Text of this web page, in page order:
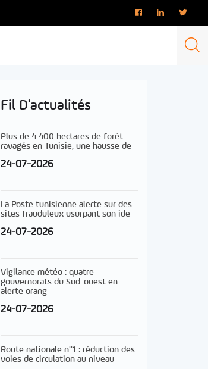
Fil D'actualités
Plus de 4 400 hectares de forêt
ravagés en Tunisie, une hausse de
24-07-2026
La Poste tunisienne alerte sur des
sites frauduleux usurpant son ide
24-07-2026
Vigilance météo : quatre
gouvernorats du Sud-ouest en
alerte orang
24-07-2026
Route nationale n°1 : réduction des
voies de circulation au niveau